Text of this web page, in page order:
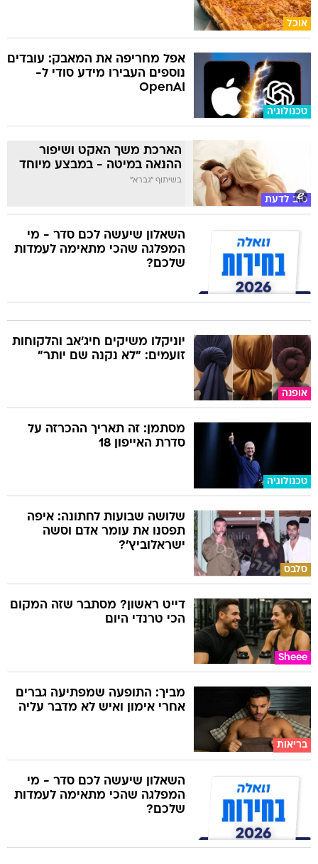
אוכל
טכנולוגיה
אפל מחריפה את המאבק: עובדים
נוספים העבירו מידע סודי ל-
OpenAI
טוב לדעת
הארכת משך האקט ושיפור
ההנאה במיטה - במבצע מיוחד
בשיתוף "גברא"
השאלון שיעשה לכם סדר - מי
המפלגה שהכי מתאימה לעמדות
שלכם?
אופנה
יוניקלו משיקים חיג'אב והלקוחות
זועמים: "לא נקנה שם יותר"
טכנולוגיה
מסתמן: זה תאריך ההכרזה על
סדרת האייפון 18
סלבס
שלושה שבועות לחתונה: איפה
תפסנו את עומר אדם וסשה
ישראלוביץ'?
Sheee
דייט ראשון? מסתבר שזה המקום
הכי טרנדי היום
בריאות
מביך: התופעה שמפתיעה גברים
אחרי אימון ואיש לא מדבר עליה
השאלון שיעשה לכם סדר - מי
המפלגה שהכי מתאימה לעמדות
שלכם?